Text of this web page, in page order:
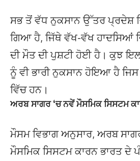
ਸਭ ਤੋਂ ਵੱਧ ਨੁਕਸਾਨ ਉੱਤਰ ਪ੍ਰਦੇਸ਼
ਗਿਆ ਹੈ, ਜਿੱਥੇ ਵੱਖ-ਵੱਖ ਹਾਦਸਿਆਂ
ਦੀ ਮੌਤ ਦੀ ਪੁਸ਼ਟੀ ਹੋਈ ਹੈ। ਕੁਝ
ਨੂੰ ਵੀ ਭਾਰੀ ਨੁਕਸਾਨ ਹੋਇਆ ਹੈ ਜਿਸ
ਵਿੱਚ ਹਨ।
ਅਰਬ ਸਾਗਰ ‘ਚ ਨਵੇਂ ਮੌਸਮਿਕ ਸਿਸਟਮ
ਮੌਸਮ ਵਿਭਾਗ ਅਨੁਸਾਰ, ਅਰਬ
ਮੌਸਮਿਕ ਸਿਸਟਮ ਕਾਰਨ ਭਾਰਤ ਦੇ